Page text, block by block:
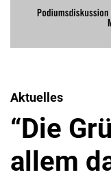
Aktuelles
“Die
allem